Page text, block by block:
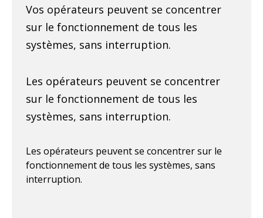
Vos opérateurs peuvent se concentrer
sur le fonctionnement de tous les
systèmes, sans interruption.
Les opérateurs peuvent se concentrer
sur le fonctionnement de tous les
systèmes, sans interruption.
Les opérateurs peuvent se concentrer sur le
fonctionnement de tous les systèmes, sans
interruption.